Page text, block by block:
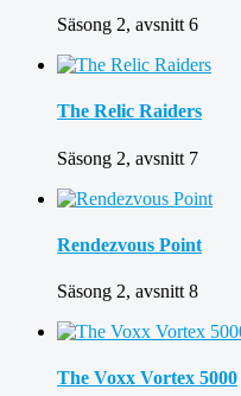
Säsong 2, avsnitt 6
The Relic Raiders
Säsong 2, avsnitt 7
Rendezvous Point
Säsong 2, avsnitt 8
The Voxx Vortex 5000